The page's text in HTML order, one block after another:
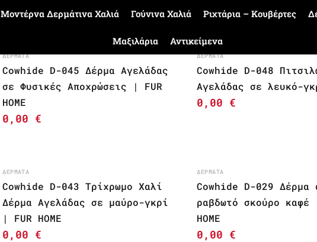
Μοντέρνα Δερμάτινα Χαλιά Γούνινα Χαλιά Ριχτάρια – Κουβέρτες
Μαξιλάρια Αντικείμενα
ΔΈΡΜΑΤΑ
Cowhide D-045 Δέρμα Αγελάδας
σε Φυσικές Αποχρώσεις | FUR
HOME
0,00 €
ΔΈΡΜΑΤΑ
Cowhide D-048
Αγελάδας σε λευκό-
0,00 €
ΔΈΡΜΑΤΑ
Cowhide D-043 Τρίχρωμο Χαλί
Δέρμα Αγελάδας σε μαύρο-γκρί
| FUR HOME
0,00 €
ΔΈΡΜΑΤΑ
Cowhide D-029 Δέρμα
ραβδωτό σκούρο καφέ
HOME
0,00 €